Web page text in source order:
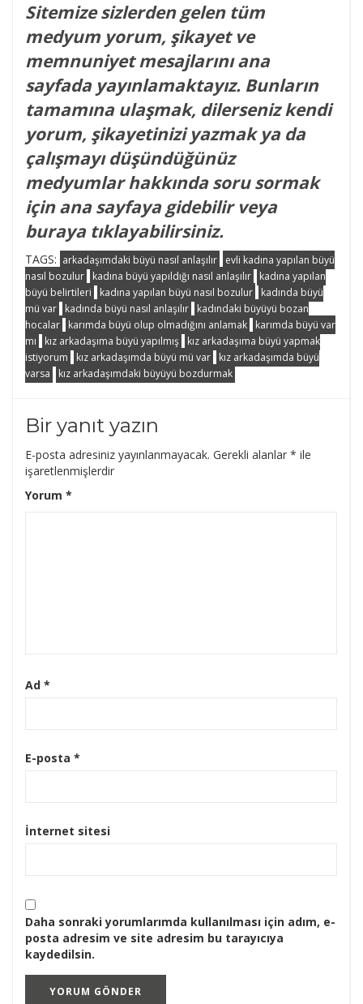
Sitemize sizlerden gelen tüm
medyum yorum, şikayet ve
memnuniyet mesajlarını ana
sayfada yayınlamaktayız. Bunların
tamamına ulaşmak, dilerseniz kendi
yorum, şikayetinizi yazmak ya da
çalışmayı düşündüğünüz
medyumlar hakkında soru sormak
için ana sayfaya gidebilir veya
buraya tıklayabilirsiniz.
TAGS: arkadaşımdaki büyü nasıl anlaşılır
evli kadına yapılan büyü
nasıl bozulur
kadına büyü yapıldığı nasıl anlaşılır
kadına yapılan
büyü belirtileri
kadına yapılan büyü nasıl bozulur
kadında büyü
mü var
kadında büyü nasıl anlaşılır
kadındaki büyüyü bozan
hocalar
karımda büyü olup olmadığını anlamak
karımda büyü var
mı
kız arkadaşıma büyü yapılmış
kız arkadaşıma büyü yapmak
istiyorum
kız arkadaşımda büyü mü var
kız arkadaşımda büyü
varsa
kız arkadaşımdaki büyüyü bozdurmak
Bir yanıt yazın
E-posta adresiniz yayınlanmayacak. Gerekli alanlar * ile
işaretlenmişlerdir
Yorum *
Ad *
E-posta *
İnternet sitesi
Daha sonraki yorumlarımda kullanılması için adım, e-
posta adresim ve site adresim bu tarayıcıya
kaydedilsin.